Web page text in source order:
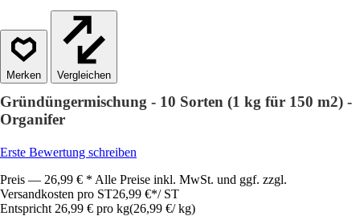
Vergleichen
Gründüngermischung - 10 Sorten (1 kg für 150 m2) -
Organifer
Erste Bewertung schreiben
Preis — 26,99 € * Alle Preise inkl. MwSt. und ggf. zzgl.
Versandkosten pro ST26,99 €*/ ST
Entspricht 26,99 € pro kg(26,99 €/ kg)